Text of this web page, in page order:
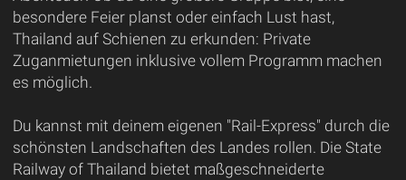
besondere Feier planst oder einfach Lust hast,
Thailand auf Schienen zu erkunden: Private
Zuganmietungen inklusive vollem Programm machen
es möglich.
Du kannst mit deinem eigenen "Rail-Express" durch die
schönsten Landschaften des Landes rollen. Die State
Railway of Thailand bietet maßgeschneiderte